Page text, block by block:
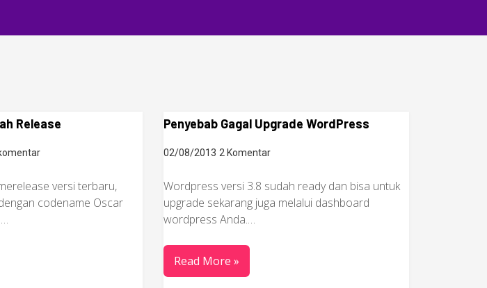
Release
versi terbaru,
codename Oscar
Penyebab Gagal Upgrade WordPress
02/08/2013 2 Komentar
Wordpress versi 3.8 sudah ready dan bisa untuk
upgrade sekarang juga melalui dashboard
wordpress Anda.…
Read More »